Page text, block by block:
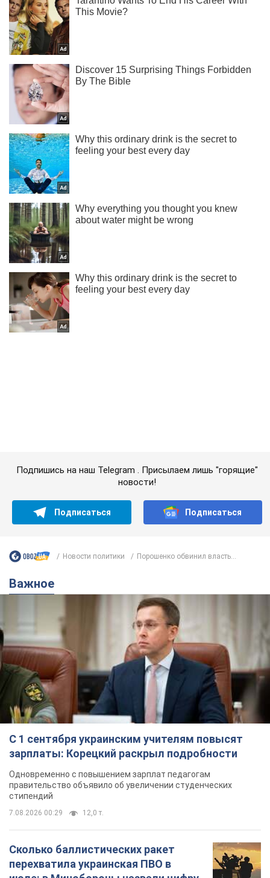
Важное
С 1 сентября украинским учителям повысят
зарплаты: Корецкий раскрыл подробности
Одновременно с повышением зарплат педагогам
правительство объявило об увеличении студенческих
стипендий
7.08.2026 00:29 12,0 т.
перехватила украинская ПВО в
июле: в Минобороны назвали цифру
Украинская ПВО работала в условиях
дефицита ракет-перехватчиков
Аурика Ротару через суд изменила
свою пенсию, на которую ранее
жаловалась: сколько получала